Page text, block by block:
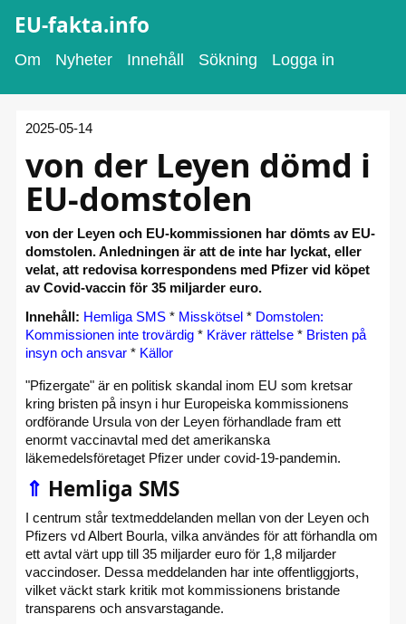
EU-fakta.info
Om Nyheter Innehåll Sökning Logga in
2025-05-14
von der Leyen dömd i
EU-domstolen
von der Leyen och EU-kommissionen har dömts av EU-
domstolen. Anledningen är att de inte har lyckat, eller
velat, att redovisa korrespondens med Pfizer vid köpet
av Covid-vaccin för 35 miljarder euro.
Innehåll: Hemliga SMS * Misskötsel * Domstolen:
Kommissionen inte trovärdig * Kräver rättelse * Bristen på
insyn och ansvar * Källor
"Pfizergate" är en politisk skandal inom EU som kretsar
kring bristen på insyn i hur Europeiska kommissionens
ordförande Ursula von der Leyen förhandlade fram ett
enormt vaccinavtal med det amerikanska
läkemedelsföretaget Pfizer under covid-19-pandemin.
⇑ Hemliga SMS
I centrum står textmeddelanden mellan von der Leyen och
Pfizers vd Albert Bourla, vilka användes för att förhandla om
ett avtal värt upp till 35 miljarder euro för 1,8 miljarder
vaccindoser. Dessa meddelanden har inte offentliggjorts,
vilket väckt stark kritik mot kommissionens bristande
transparens och ansvarstagande.